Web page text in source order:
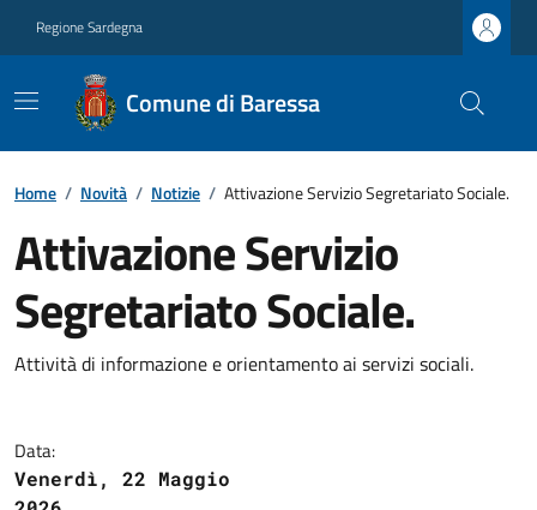
Regione Sardegna
Comune di Baressa
Home / Novità / Notizie / Attivazione Servizio Segretariato Sociale.
Attivazione Servizio
Segretariato Sociale.
Attività di informazione e orientamento ai servizi sociali.
Data:
Venerdì, 22 Maggio